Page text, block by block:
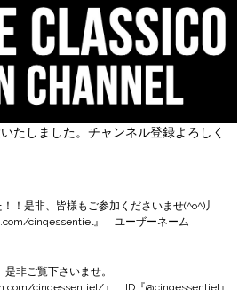
たしました。チャンネル登録よろしく
！是非、皆様もご参加くださいませ(^o^)丿
cinqessentiel』 ユーザーネーム
非ご覧下さいませ。
cinqessentiel/』 ID『@cinqessentiel』